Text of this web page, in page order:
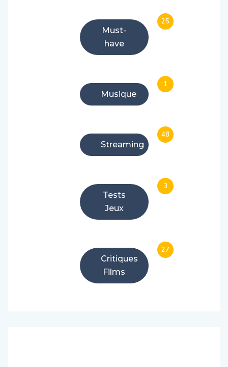
Must-
have
25
Musique
1
Streaming
48
Tests
Jeux
3
Critiques
Films
27